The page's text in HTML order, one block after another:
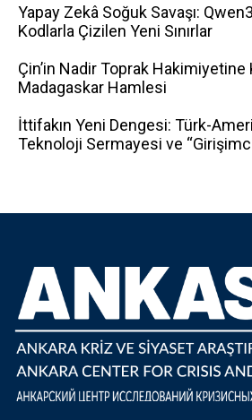
Yapay Zekâ Soğuk Savaşı:
Kodlarla Çizilen Yeni Sınırlar
Çin’in Nadir Toprak Hakimiyetine
Madagaskar Hamlesi
İttifakın Yeni Dengesi: Türk-
Teknoloji Sermayesi ve